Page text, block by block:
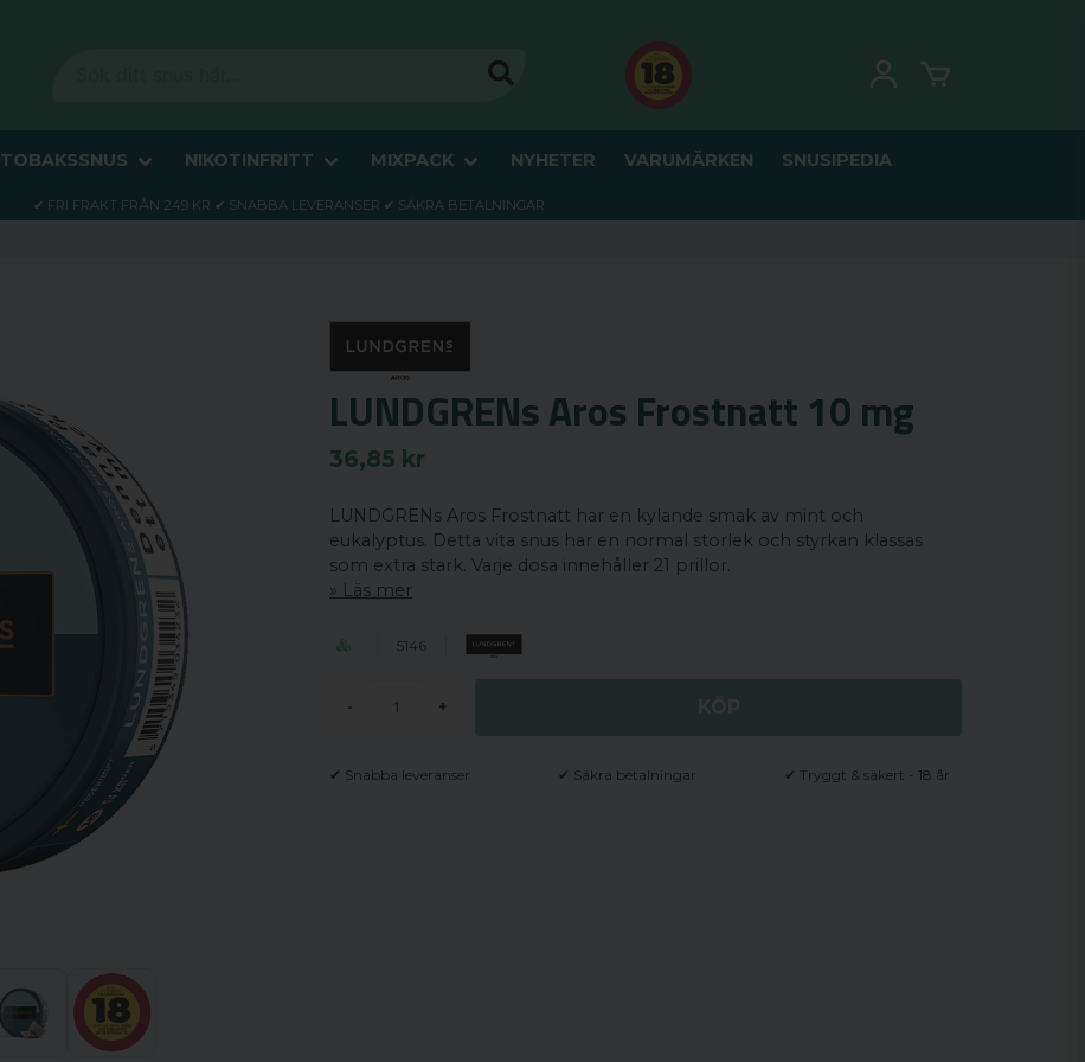
TOBAKSSNUS NIKOTINFRITT MIXPACK NYHETER VARUMÄRKEN SNUSIPEDIA
✔ FRI FRAKT FRÅN 249 KR ✔ SNABBA LEVERANSER ✔ SÄKRA BETALNINGAR
LUNDGRENs Aros Frostnatt 10 mg
36,85 kr
LUNDGRENs Aros Frostnatt har en kylande smak av mint och
eukalyptus. Detta vita snus har en normal storlek och styrkan klassas
som extra stark. Varje dosa innehåller 21 prillor.
Läs mer
5146
- +
✔ Snabba leveranser ✔ Säkra betalningar ✔ Tryggt & säkert - 18 år